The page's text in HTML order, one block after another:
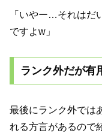
「いやー…それはだ
ですよw」
ランク外だが有
最後にランク外では
れる方言があるので